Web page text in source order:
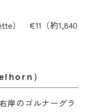
） €11（約1,840
）
岸のゴルナーグラ